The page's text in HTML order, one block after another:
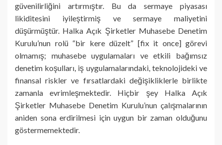
güvenilirliğini artırmıştır. Bu da sermaye piyasası
likiditesini iyileştirmiş ve sermaye maliyetini
düşürmüştür. Halka Açık Şirketler Muhasebe Denetim
Kurulu’nun rolü “bir kere düzelt” [fix it once] görevi
olmamış; muhasebe uygulamaları ve etkili bağımsız
denetim koşulları, iş uygulamalarındaki, teknolojideki ve
finansal riskler ve fırsatlardaki değişikliklerle birlikte
zamanla evrimleşmektedir. Hiçbir şey Halka Açık
Şirketler Muhasebe Denetim Kurulu’nun çalışmalarının
aniden sona erdirilmesi için uygun bir zaman olduğunu
göstermemektedir.